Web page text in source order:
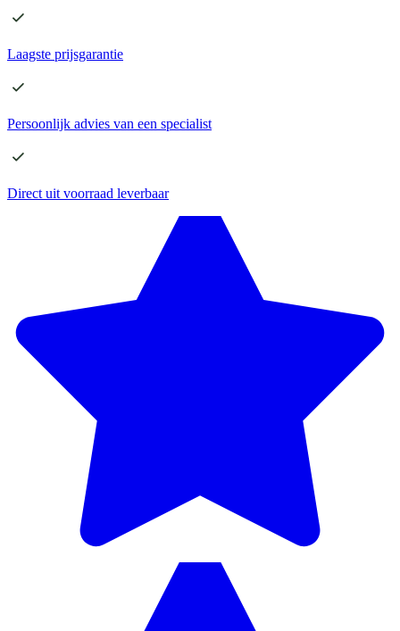
Laagste prijsgarantie
Persoonlijk advies van een specialist
Direct uit voorraad leverbaar